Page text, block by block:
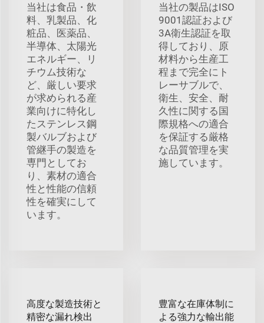
当社は食品・飲
料、乳製品、化
粧品、医薬品、
半導体、太陽光
エネルギー、リ
チウム技術な
ど、厳しい要求
が求められる産
業向けに特化し
たステンレス鋼
製バルブおよび
管継手の製造を
専門としてお
り、素材の適合
性と性能の信頼
性を確実にして
います。
当社の製品はISO
9001認証および
3A衛生認証を取
得しており、原
材料から生産工
程まで完全にト
レーサブルで、
衛生、安全、耐
久性に関する国
際規格への適合
を保証する厳格
な品質管理を実
施しています。
高度な製造技術と
精密な漏れ検出
豊富な在庫体制に
よる強力な輸出能